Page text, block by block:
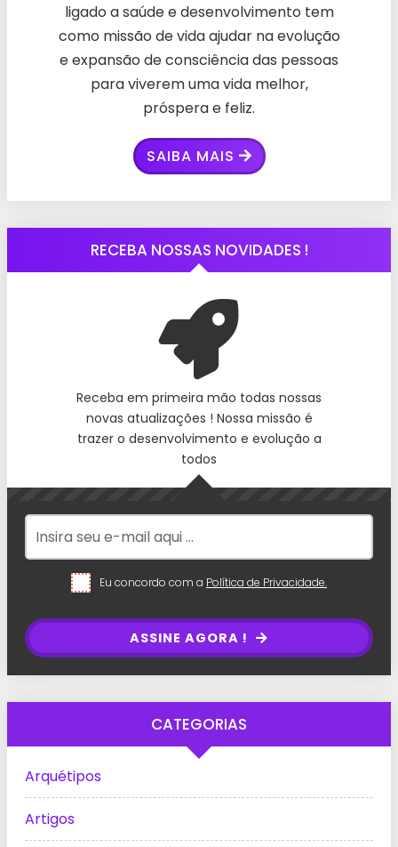
ligado a saúde e desenvolvimento tem
como missão de vida ajudar na evolução
e expansão de consciência das pessoas
para viverem uma vida melhor,
próspera e feliz.
SAIBA MAIS
RECEBA NOSSAS NOVIDADES !
Receba em primeira mão todas nossas
novas atualizações ! Nossa missão é
trazer o desenvolvimento e evolução a
todos
Eu concordo com a Política de Privacidade.
ASSINE AGORA !
CATEGORIAS
Arquétipos
Artigos